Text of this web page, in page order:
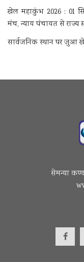
खेल महाकुंभ 2026 : 01
मंच, न्याय पंचायत से राज्य
सार्वजनिक स्थान पर जुआ
सेमन्या